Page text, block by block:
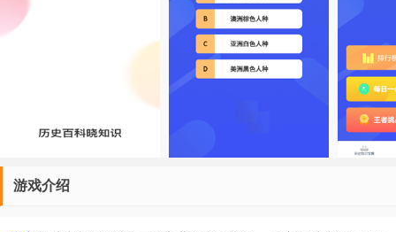
游戏介绍